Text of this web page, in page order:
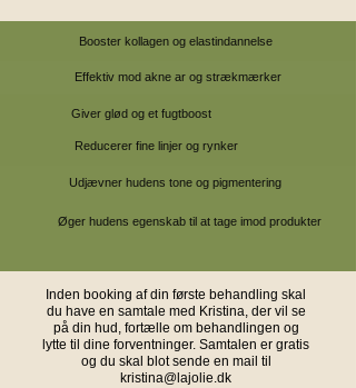
Booster kollagen og elastindannelse
Effektiv mod akne ar og strækmærker
Giver glød og et fugtboost
Reducerer fine linjer og rynker
Udjævner hudens tone og pigmentering
Øger hudens egenskab til at tage imod produkter
Inden booking af din første behandling skal
du have en samtale med Kristina, der vil se
på din hud, fortælle om behandlingen og
lytte til dine forventninger. Samtalen er gratis
og du skal blot sende en mail til
kristina@lajolie.dk